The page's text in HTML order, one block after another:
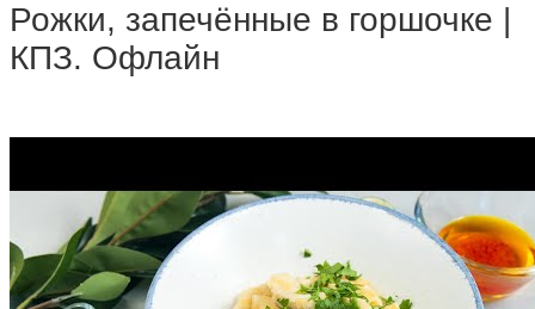
Рожки, запечённые в горшочке |
КПЗ. Офлайн